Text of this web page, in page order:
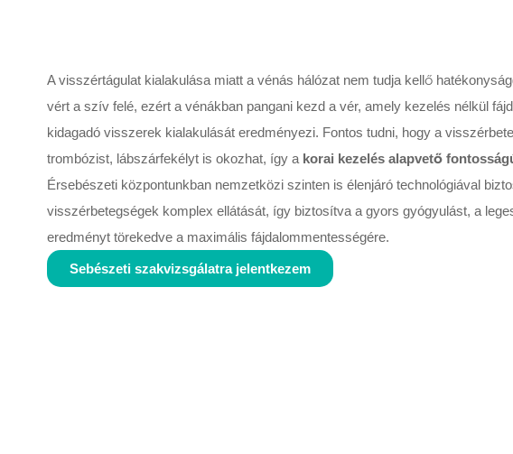
A visszértágulat kialakulása miatt a vénás hálózat nem tudja kellő
vért a szív felé, ezért a vénákban pangani kezd a vér, amely kezelés nélkül
kidagadó visszerek kialakulását eredményezi. Fontos tudni, hogy a
trombózist, lábszárfekélyt is okozhat, így a korai kezelés alapvető
Érsebészeti központunkban nemzetközi szinten is élenjáró technológiával
visszérbetegségek komplex ellátását, így biztosítva a gyors gyógyulást, a
eredményt törekedve a maximális fájdalommentességére.
Sebészeti szakvizsgálatra jelentkezem